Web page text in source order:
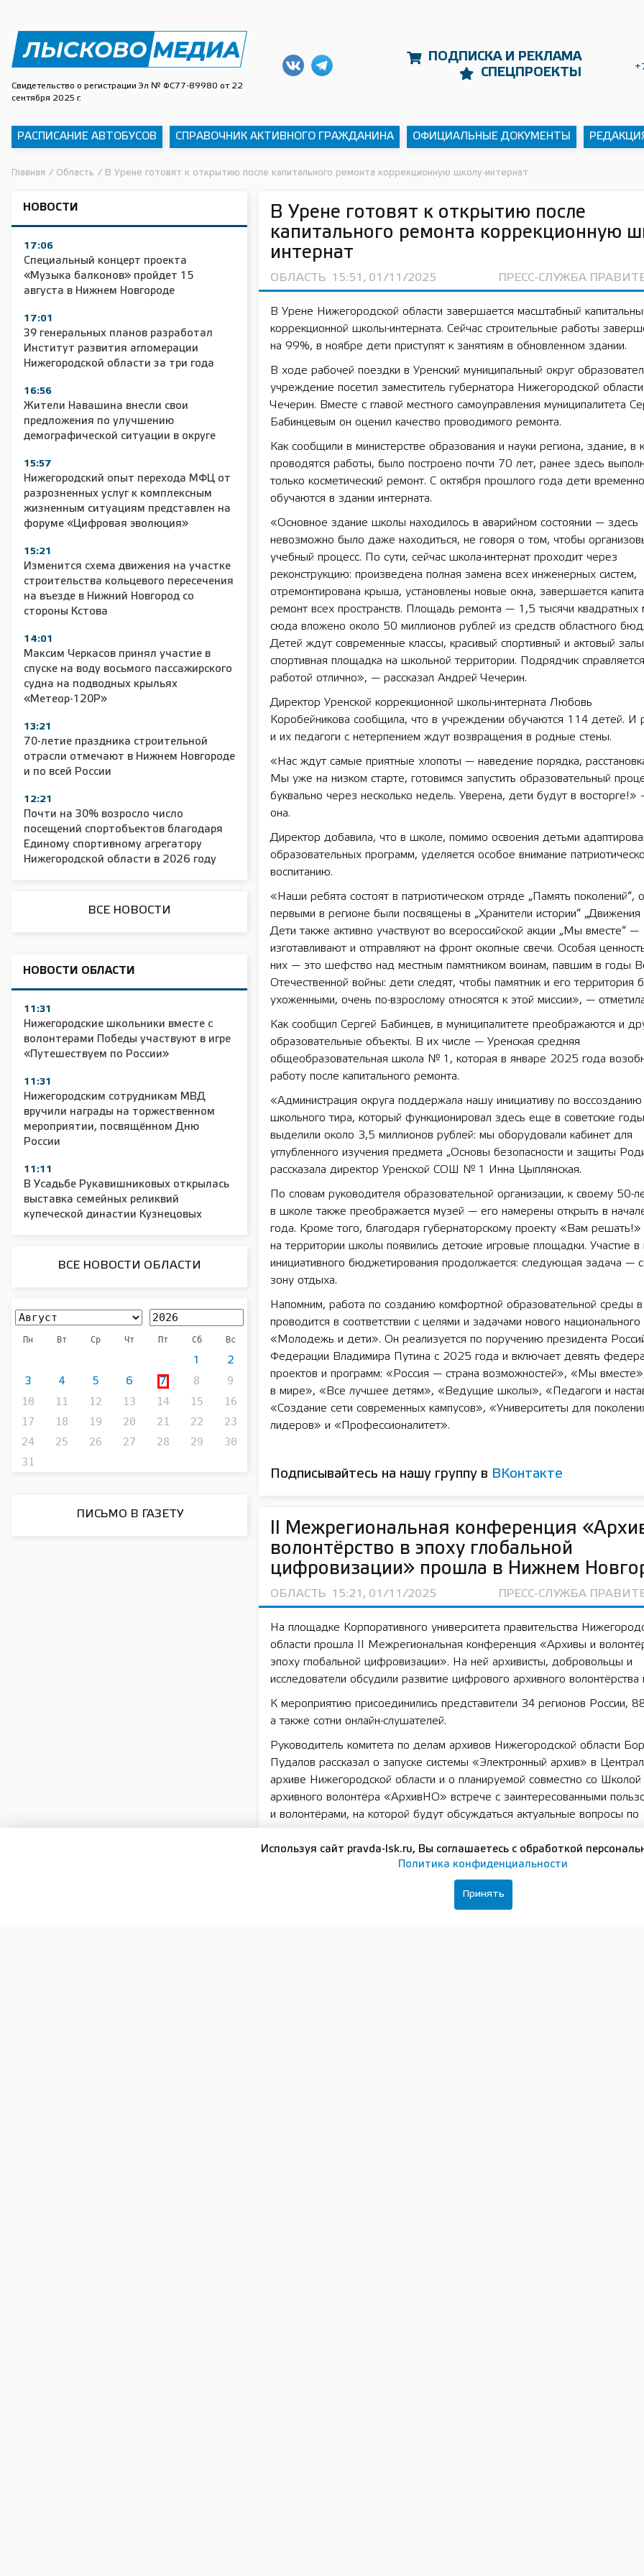
Свидетельство о регистрации Эл № ФС77-89980 от 22
сентября 2025 г.
ПОДПИСКА И РЕКЛАМА
СПЕЦПРОЕКТЫ
РАСПИСАНИЕ АВТОБУСОВ СПРАВОЧНИК АКТИВНОГО ГРАЖДАНИНА ОФИЦИАЛЬНЫЕ ДОКУМЕНТЫ
Главная / Область / В Урене готовят к открытию после капитального ремонта коррекционную школу-интернат
НОВОСТИ
17:06
Специальный концерт проекта
«Музыка балконов» пройдет 15
августа в Нижнем Новгороде
17:01
39 генеральных планов разработал
Институт развития агломерации
Нижегородской области за три года
16:56
Жители Навашина внесли свои
предложения по улучшению
демографической ситуации в округе
15:57
Нижегородский опыт перехода МФЦ от
разрозненных услуг к комплексным
жизненным ситуациям представлен на
форуме «Цифровая эволюция»
15:21
Изменится схема движения на участке
строительства кольцевого пересечения
на въезде в Нижний Новгород со
стороны Кстова
14:01
Максим Черкасов принял участие в
спуске на воду восьмого пассажирского
судна на подводных крыльях
«Метеор-120Р»
13:21
70-летие праздника строительной
отрасли отмечают в Нижнем Новгороде
и по всей России
12:21
Почти на 30% возросло число
посещений спортобъектов благодаря
Единому спортивному агрегатору
Нижегородской области в 2026 году
ВСЕ НОВОСТИ
НОВОСТИ ОБЛАСТИ
11:31
Нижегородские школьники вместе с
волонтерами Победы участвуют в игре
«Путешествуем по России»
11:31
Нижегородским сотрудникам МВД
вручили награды на торжественном
мероприятии, посвящённом Дню
России
11:11
В Усадьбе Рукавишниковых открылась
выставка семейных реликвий
купеческой династии Кузнецовых
ВСЕ НОВОСТИ ОБЛАСТИ
Пн Вт Ср Чт Пт Сб Вс
1 2
3 4 5 6 7 8
9
10
11 12 13 14 15
16
17
18 19 20 21 22
23
24
25 26 27 28 29
30
31
ПИСЬМО В ГАЗЕТУ
В Урене готовят к открытию после
капитального ремонта коррекционную
интернат
ОБЛАСТЬ 15:51, 01/11/2025 ПРЕСС-СЛУЖБА
В Урене Нижегородской области завершается масштабный
коррекционной школы-интерната. Сейчас строительные работы
на 99%, в ноябре дети приступят к занятиям в обновленном здании.
В ходе рабочей поездки в Уренский муниципальный округ
учреждение посетил заместитель губернатора Нижегородской
Чечерин. Вместе с главой местного самоуправления муниципалитета
Бабинцевым он оценил качество проводимого ремонта.
Как сообщили в министерстве образования и науки региона, здание, в
проводятся работы, было построено почти 70 лет, ранее здесь
только косметический ремонт. С октября прошлого года дети временно
обучаются в здании интерната.
«Основное здание школы находилось в аварийном состоянии — здесь
невозможно было даже находиться, не говоря о том, чтобы
учебный процесс. По сути, сейчас школа-интернат проходит через
реконструкцию: произведена полная замена всех инженерных систем,
отремонтирована крыша, установлены новые окна, завершается
ремонт всех пространств. Площадь ремонта — 1,5 тысячи квадратных
сюда вложено около 50 миллионов рублей из средств областного
Детей ждут современные классы, красивый спортивный и актовый
спортивная площадка на школьной территории. Подрядчик
работой отлично», — рассказал Андрей Чечерин.
Директор Уренской коррекционной школы-интерната Любовь
Коробейникова сообщила, что в учреждении обучаются 114 детей. И
и их педагоги с нетерпением ждут возвращения в родные стены.
«Нас ждут самые приятные хлопоты — наведение порядка,
Мы уже на низком старте, готовимся запустить образовательный
буквально через несколько недель. Уверена, дети будут в восторге!»
она.
Директор добавила, что в школе, помимо освоения детьми
образовательных программ, уделяется особое внимание
воспитанию.
«Наши ребята состоят в патриотическом отряде „Память поколений“,
первыми в регионе были посвящены в „Хранители истории“ „Движения
Дети также активно участвуют во всероссийской акции „Мы вместе“ —
изготавливают и отправляют на фронт окопные свечи. Особая
них — это шефство над местным памятником воинам, павшим в годы
Отечественной войны: дети следят, чтобы памятник и его территория
ухоженными, очень по-взрослому относятся к этой миссии», —
Как сообщил Сергей Бабинцев, в муниципалитете преображаются и
образовательные объекты. В их числе — Уренская средняя
общеобразовательная школа № 1, которая в январе 2025 года
работу после капитального ремонта.
«Администрация округа поддержала нашу инициативу по воссозданию
школьного тира, который функционировал здесь еще в советские
выделили около 3,5 миллионов рублей: мы оборудовали кабинет для
углубленного изучения предмета „Основы безопасности и защиты
рассказала директор Уренской СОШ № 1 Инна Цыплянская.
По словам руководителя образовательной организации, к своему 50-
в школе также преображается музей — его намерены открыть в
года. Кроме того, благодаря губернаторскому проекту «Вам решать!»
на территории школы появились детские игровые площадки. Участие в
инициативного бюджетирования продолжается: следующая задача —
зону отдыха.
Напомним, работа по созданию комфортной образовательной среды в
проводится в соответствии с целями и задачами нового национального
«Молодежь и дети». Он реализуется по поручению президента
Федерации Владимира Путина с 2025 года и включает девять
проектов и программ: «Россия — страна возможностей», «Мы
в мире», «Все лучшее детям», «Ведущие школы», «Педагоги и
«Создание сети современных кампусов», «Университеты для
лидеров» и «Профессионалитет».
Подписывайтесь на нашу группу в ВКонтакте
II Межрегиональная конференция
волонтёрство в эпоху глобальной
цифровизации» прошла в Нижнем
ОБЛАСТЬ 15:21, 01/11/2025 ПРЕСС-СЛУЖБА
На площадке Корпоративного университета правительства
области прошла II Межрегиональная конференция «Архивы и
эпоху глобальной цифровизации». На ней архивисты, добровольцы и
исследователи обсудили развитие цифрового архивного волонтёрства
К мероприятию присоединились представители 34 регионов России,
а также сотни онлайн-слушателей.
Руководитель комитета по делам архивов Нижегородской области
Пудалов рассказал о запуске системы «Электронный архив» в
архиве Нижегородской области и о планируемой совместно со Школой
архивного волонтёра «АрхивНО» встрече с заинтересованными
и волонтёрами, на которой будут обсуждаться актуальные вопросы по
С приветственным словом к участникам конференции обратились
КУПНО Иван Калмыков, генеральный директор АНО «Волонтерский
Нижегородской области» и руководитель экосистемы лидерских
11 01 Сельское хозяйство 2025 2025 11 01 55 лет СОШ №2
2025 11 01 Земли
сельскохозяйственного
Используя сайт pravda-lsk.ru, Вы соглашаетесь с обработкой
Политика конфиденциальности
Принять